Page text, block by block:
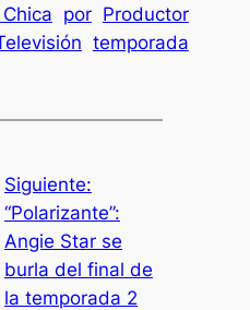
por Productor
temporada
Siguiente:
“Polarizante”:
Angie Star se
burla del final de
la temporada 2